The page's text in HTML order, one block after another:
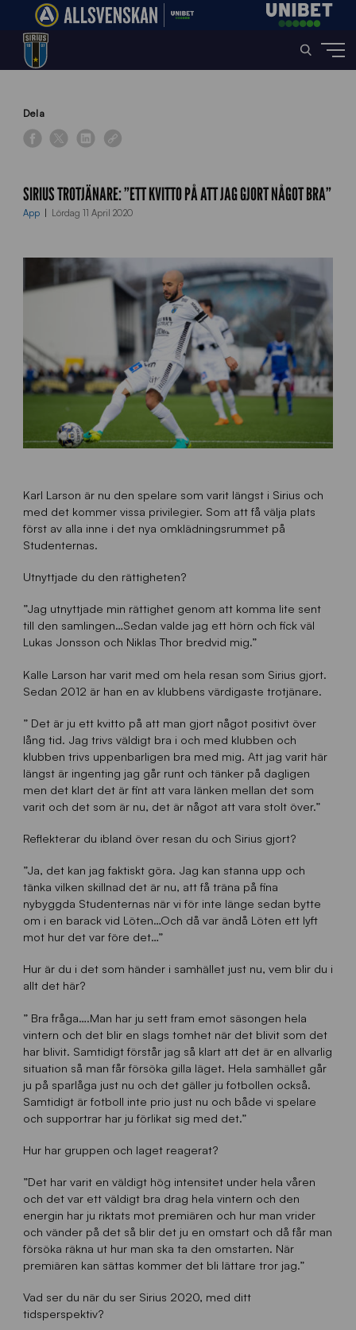
Home»
Dela
SIRIUS TROTJÄNARE: ”ETT KVITTO PÅ ATT JAG GJORT NÅGOT BRA”
App Lördag 11 April 2020
Karl Larson är nu den spelare som varit längst i Sirius och
med det kommer vissa privilegier. Som att få välja plats
först av alla inne i det nya omklädningsrummet på
Studenternas.
Utnyttjade du den rättigheten?
”Jag utnyttjade min rättighet genom att komma lite sent
till den samlingen…Sedan valde jag ett hörn och fick väl
Lukas Jonsson och Niklas Thor bredvid mig.”
Kalle Larson har varit med om hela resan som Sirius gjort.
Sedan 2012 är han en av klubbens värdigaste trotjänare.
” Det är ju ett kvitto på att man gjort något positivt över
lång tid. Jag trivs väldigt bra i och med klubben och
klubben trivs uppenbarligen bra med mig. Att jag varit här
längst är ingenting jag går runt och tänker på dagligen
men det klart det är fint att vara länken mellan det som
varit och det som är nu, det är något att vara stolt över.”
Reflekterar du ibland över resan du och Sirius gjort?
”Ja, det kan jag faktiskt göra. Jag kan stanna upp och
tänka vilken skillnad det är nu, att få träna på fina
nybyggda Studenternas när vi för inte länge sedan bytte
om i en barack vid Löten…Och då var ändå Löten ett lyft
mot hur det var före det…”
Hur är du i det som händer i samhället just nu, vem blir du i
allt det här?
” Bra fråga….Man har ju sett fram emot säsongen hela
vintern och det blir en slags tomhet när det blivit som det
har blivit. Samtidigt förstår jag så klart att det är en allvarlig
situation så man får försöka gilla läget. Hela samhället går
ju på sparlåga just nu och det gäller ju fotbollen också.
Samtidigt är fotboll inte prio just nu och både vi spelare
och supportrar har ju förlikat sig med det.”
Hur har gruppen och laget reagerat?
”Det har varit en väldigt hög intensitet under hela våren
och det var ett väldigt bra drag hela vintern och den
energin har ju riktats mot premiären och hur man vrider
och vänder på det så blir det ju en omstart och då får man
försöka räkna ut hur man ska ta den omstarten. När
premiären kan sättas kommer det bli lättare tror jag.”
Vad ser du när du ser Sirius 2020, med ditt
tidsperspektiv?